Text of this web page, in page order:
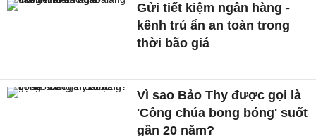
Gửi tiết kiệm ngân hàng -
kênh trú ẩn an toàn trong
thời bão giá
Vì sao Bảo Thy được gọi là
'Công chúa bong bóng' suốt
gần 20 năm?